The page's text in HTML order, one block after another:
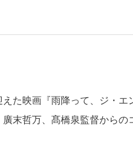
た映画『雨降って、ジ・
末哲万、髙橋泉監督からの